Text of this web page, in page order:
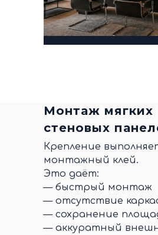
Монтаж мягких
стеновых
Крепление
монтажный клей.
Это даёт:
— быстрый монтаж
— отсутствие
— сохранение
— аккуратный